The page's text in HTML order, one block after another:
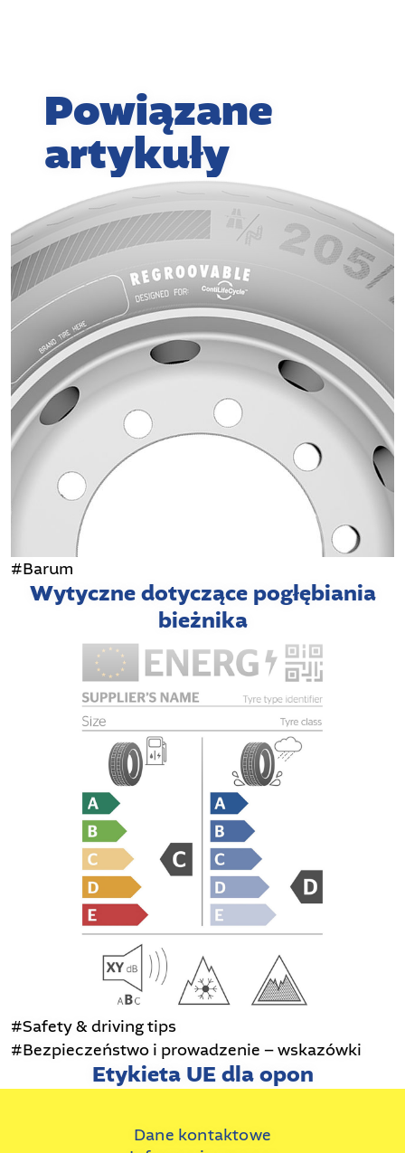
Powiązane
artykuły
#Barum
Wytyczne dotyczące pogłębiania
bieżnika
#Safety & driving tips
#Bezpieczeństwo i prowadzenie – wskazówki
Etykieta UE dla opon
Dane kontaktowe